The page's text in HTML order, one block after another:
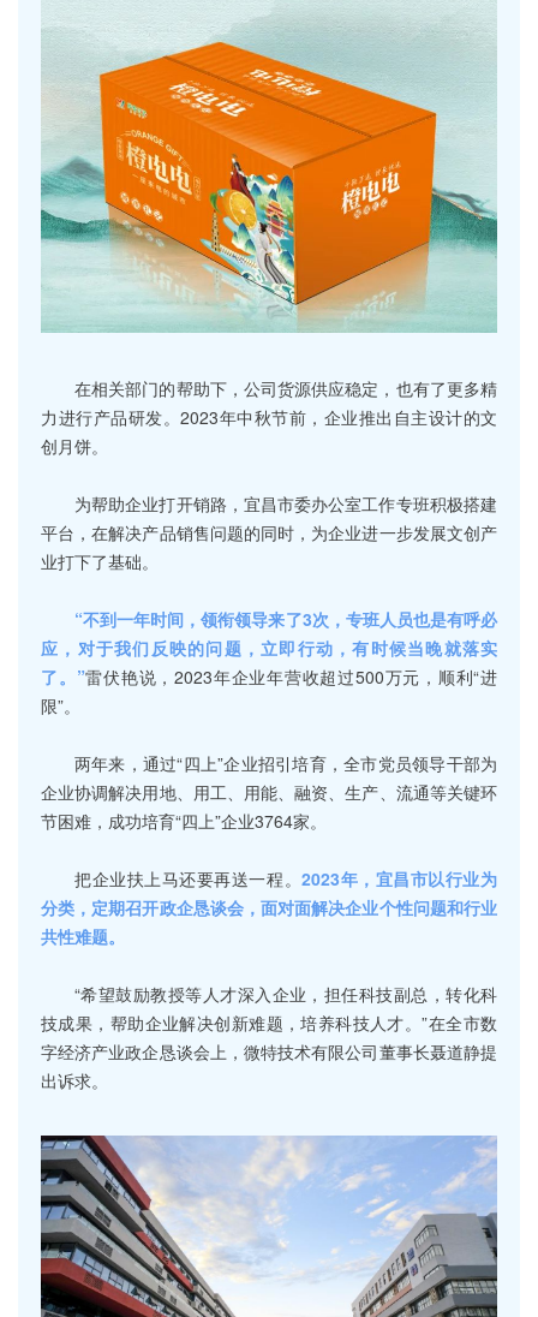
在相关部门的帮助下，公司货源供应稳定，也有了更多精
力进行产品研发。2023年中秋节前，企业推出自主设计的文
创月饼。
为帮助企业打开销路，宜昌市委办公室工作专班积极搭建
平台，在解决产品销售问题的同时，为企业进一步发展文创产
业打下了基础。
“不到一年时间，领衔领导来了3次，专班人员也是有呼必
应，对于我们反映的问题，立即行动，有时候当晚就落实
了。”雷伏艳说，2023年企业年营收超过500万元，顺利“进
限”。
两年来，通过“四上”企业招引培育，全市党员领导干部为
企业协调解决用地、用工、用能、融资、生产、流通等关键环
节困难，成功培育“四上”企业3764家。
把企业扶上马还要再送一程。2023年，宜昌市以行业为
分类，定期召开政企恳谈会，面对面解决企业个性问题和行业
共性难题。
“希望鼓励教授等人才深入企业，担任科技副总，转化科
技成果，帮助企业解决创新难题，培养科技人才。”在全市数
字经济产业政企恳谈会上，微特技术有限公司董事长聂道静提
出诉求。